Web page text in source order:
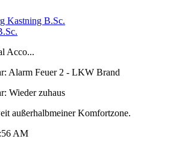
Acco...
Alarm Feuer 2 - LKW Brand
Wieder zuhaus
außerhalbmeiner Komfortzone.
AM